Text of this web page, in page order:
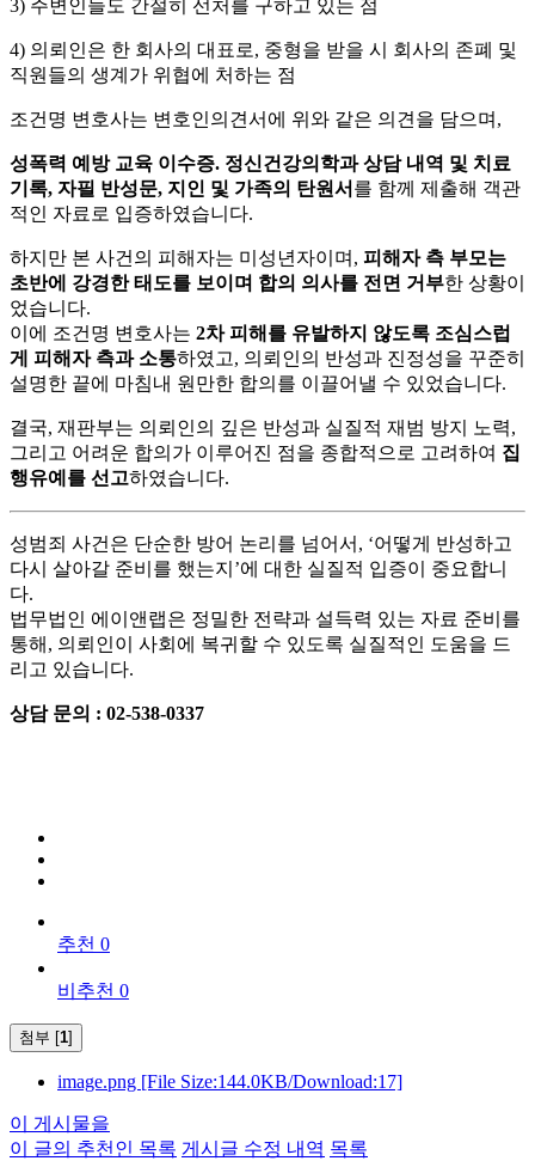
3) 주변인들도 간절히 선처를 구하고 있는 점
4) 의뢰인은 한 회사의 대표로, 중형을 받을 시 회사의 존폐 및
직원들의 생계가 위협에 처하는 점
조건명 변호사는 변호인의견서에 위와 같은 의견을 담으며,
성폭력 예방 교육 이수증. 정신건강의학과 상담 내역 및 치료
기록, 자필 반성문, 지인 및 가족의 탄원서 를 함께 제출해 객관
적인 자료로 입증하였습니다.
하지만 본 사건의 피해자는 미성년자이며, 피해자 측 부모는
초반에 강경한 태도를 보이며 합의 의사를 전면 거부한 상황이
었습니다.
이에 조건명 변호사는 2차 피해를 유발하지 않도록 조심스럽
게 피해자 측과 소통하였고, 의뢰인의 반성과 진정성을 꾸준히
설명한 끝에 마침내 원만한 합의를 이끌어낼 수 있었습니다.
결국, 재판부는 의뢰인의 깊은 반성과 실질적 재범 방지 노력,
그리고 어려운 합의가 이루어진 점을 종합적으로 고려하여 집
행유예를 선고하였습니다.
성범죄 사건은 단순한 방어 논리를 넘어서, ‘어떻게 반성하고
다시 살아갈 준비를 했는지’에 대한 실질적 입증이 중요합니
다.
법무법인 에이앤랩은 정밀한 전략과 설득력 있는 자료 준비를
통해, 의뢰인이 사회에 복귀할 수 있도록 실질적인 도움을 드
리고 있습니다.
상담 문의 : 02-538-0337
추천 0
비추천 0
첨부 [1]
image.png [File Size:144.0KB/Download:17]
이 게시물을
이 글의 추천인 목록 게시글 수정 내역 목록